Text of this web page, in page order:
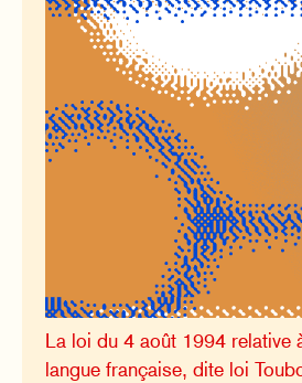
La loi du 4 août 1994 relative
langue française, dite loi